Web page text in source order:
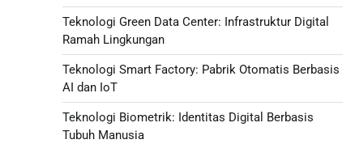
Teknologi Green Data Center: Infrastruktur Digital
Ramah Lingkungan
Teknologi Smart Factory: Pabrik Otomatis Berbasis
AI dan IoT
Teknologi Biometrik: Identitas Digital Berbasis
Tubuh Manusia